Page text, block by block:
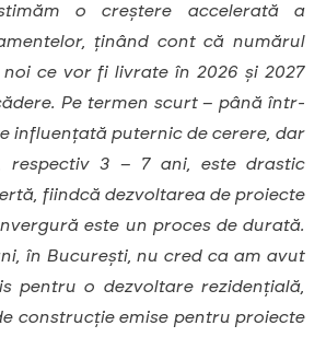
o creștere accelerată a
ținând cont că numărul
ce vor fi livrate în 2026 și 2027
Pe termen scurt – până într-
influențată puternic de cerere, dar
respectiv 3 – 7 ani, este drastic
fiindcă dezvoltarea de proiecte
este un proces de durată.
în București, nu cred ca am avut
pentru o dezvoltare rezidențială,
construcție emise pentru proiecte